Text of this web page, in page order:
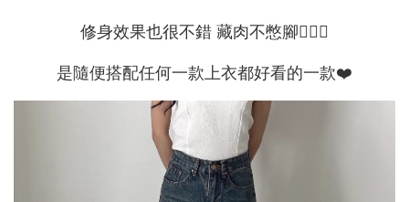
修身效果也很不錯 藏肉不憋腳🧏🏻‍♀️
是隨便搭配任何一款上衣都好看的一款❤️